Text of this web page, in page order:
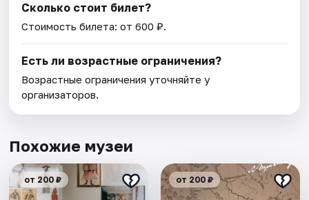
Сколько стоит билет?
Стоимость билета: от 600 ₽.
Есть ли возрастные ограничения?
Возрастные ограничения уточняйте у
организаторов.
Похожие музеи
от 200 ₽ от 200 ₽